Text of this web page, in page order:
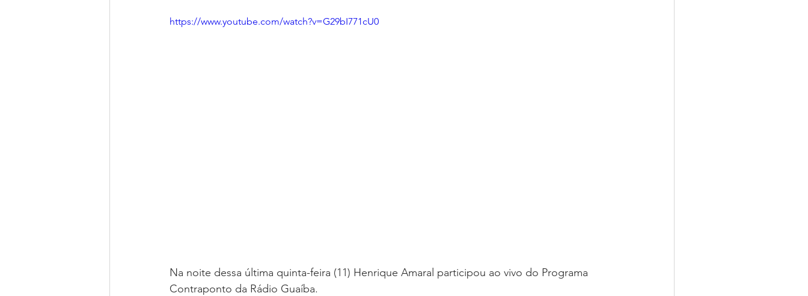
https://www.youtube.com/watch?v=G29bI771cU0
Na noite dessa última quinta-feira (11) Henrique Amaral participou ao vivo do Programa
Contraponto da Rádio Guaíba.